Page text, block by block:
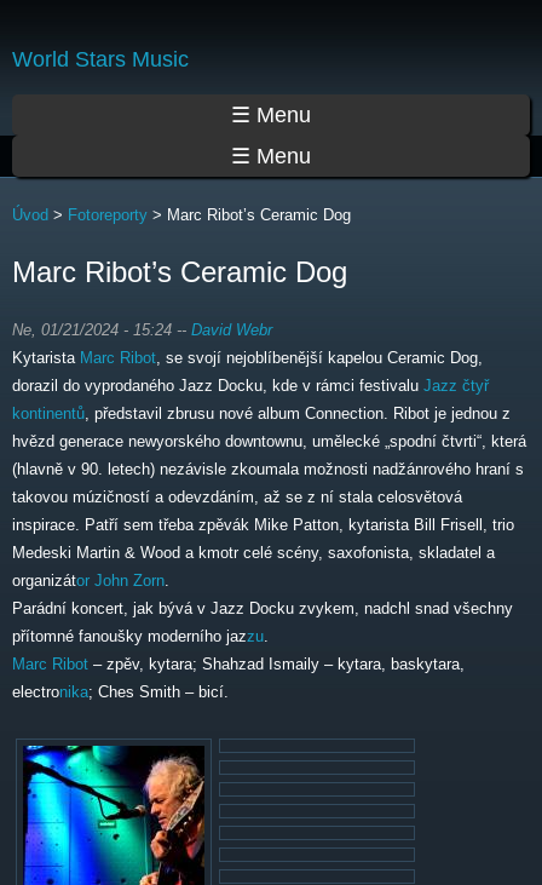
World Stars Music
☰ Menu
☰ Menu
Jste zde
Úvod > Fotoreporty > Marc Ribot’s Ceramic Dog
Marc Ribot’s Ceramic Dog
Ne, 01/21/2024 - 15:24 -- David Webr
Kytarista Marc Ribot , se svojí nejoblíbenější kapelou Ceramic Dog,
dorazil do vyprodaného Jazz Docku, kde v rámci festivalu Jazz čtyř
kontinentů , představil zbrusu nové album Connection. Ribot je jednou z
hvězd generace newyorského downtownu, umělecké „spodní čtvrti“, která
(hlavně v 90. letech) nezávisle zkoumala možnosti nadžánrového hraní s
takovou múzičností a odevzdáním, až se z ní stala celosvětová
inspirace. Patří sem třeba zpěvák Mike Patton, kytarista Bill Frisell, trio
Medeski Martin & Wood a kmotr celé scény, saxofonista, skladatel a
organizátor John Zorn
Parádní koncert, jak bývá v Jazz Docku zvykem, nadchl snad všechny
přítomné fanoušky moderního jazzu
Marc Ribot – zpěv, kytara; Shahzad Ismaily – kytara, baskytara,
electronika; Ches Smith – bicí.